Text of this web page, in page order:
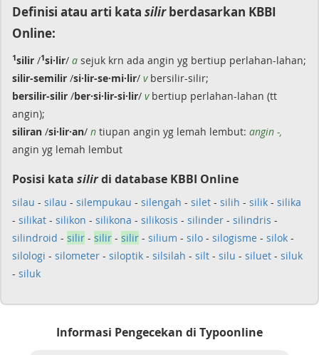
Definisi atau arti kata silirberdasarkan KBBI
Online:
1silir /1si·lir/ a sejuk krn ada angin yg bertiup perlahan-lahan;
silir-semilir /si·lir-se·mi·lir/ vbersilir-silir;
bersilir-silir /ber·si·lir-si·lir/ vbertiup perlahan-lahan (tt
angin);
siliran /si·lir·an/ n tiupan angin yg lemah lembut: angin -,
angin yg lemah lembut
Posisi kata silirdi database KBBI Online
silau - silau - silempukau - silengah - silet - silih - silik - silika
- silikat - silikon - silikona - silikosis - silinder - silindris -
silindroid - silir - silir - silir - silium - silo - silogisme - silok -
silologi - silometer - siloptik - silsilah - silt - silu - siluet - siluk
- siluk
Informasi Pengecekan di Typoonline